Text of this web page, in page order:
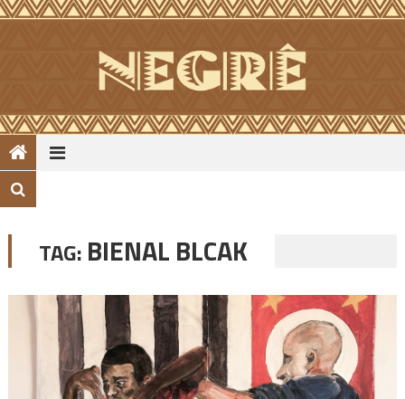
Skip
TAG: BIENAL BLCAK